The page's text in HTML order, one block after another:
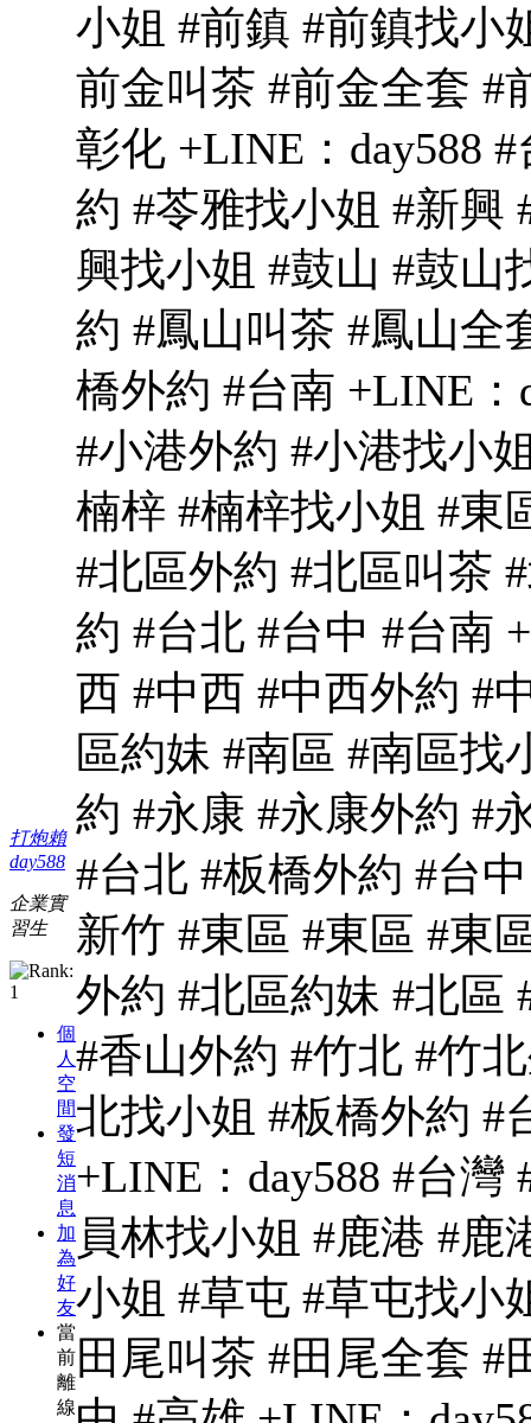
打炮賴
day588
企業實
習生
個
人
空
間
發
短
消
息
加
為
好
友
當
前
離
線
小姐 #前鎮 #前鎮找小
前金叫茶 #前金全套 #
彰化 +LINE：day588
約 #苓雅找小姐 #新興
興找小姐 #鼓山 #鼓山
約 #鳳山叫茶 #鳳山全
橋外約 #台南 +LINE：
#小港外約 #小港找小
楠梓 #楠梓找小姐 #東
#北區外約 #北區叫茶
約 #台北 #台中 #台南
西 #中西 #中西外約 #
區約妹 #南區 #南區找
約 #永康 #永康外約 #
#台北 #板橋外約 #台
新竹 #東區 #東區 #東
外約 #北區約妹 #北區
#香山外約 #竹北 #竹
北找小姐 #板橋外約 #
+LINE：day588 #台灣
員林找小姐 #鹿港 #鹿
小姐 #草屯 #草屯找小
田尾叫茶 #田尾全套 #